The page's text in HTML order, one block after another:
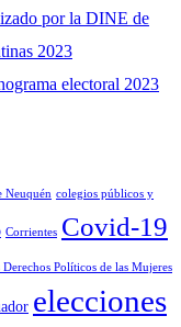
por la DINE de
2023
electoral 2023
Neuquén colegios públicos y
Corrientes Covid-19
Derechos Políticos de las Mujeres
elecciones